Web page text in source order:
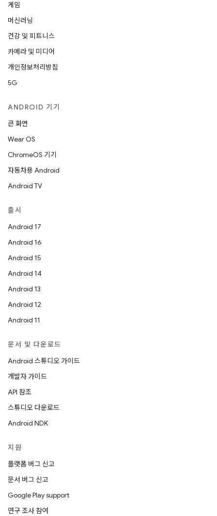
게임
머신러닝
건강 및 피트니스
카메라 및 미디어
개인정보처리방침
5G
ANDROID 기기
큰 화면
Wear OS
ChromeOS 기기
자동차용 Android
Android TV
출시
Android 17
Android 16
Android 15
Android 14
Android 13
Android 12
Android 11
문서 및 다운로드
Android 스튜디오 가이드
개발자 가이드
API 참조
스튜디오 다운로드
Android NDK
지원
플랫폼 버그 신고
문서 버그 신고
Google Play support
연구 조사 참여